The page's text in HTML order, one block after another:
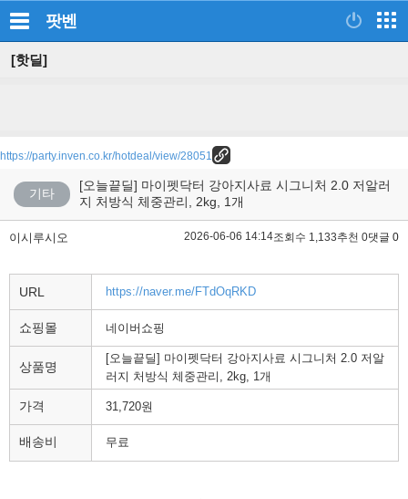
팟벤
[핫딜]
https://party.inven.co.kr/hotdeal/view/28051
기타
[오늘끝딜] 마이펫닥터 강아지사료 시그니처 2.0 저알러
지 처방식 체중관리, 2kg, 1개
이시루시오 2026-06-06 14:14조회수 1,133추천 0댓글 0
URL https://naver.me/FTdOqRKD
쇼핑몰 네이버쇼핑
상품명
[오늘끝딜] 마이펫닥터 강아지사료 시그니처 2.0 저알
러지 처방식 체중관리, 2kg, 1개
가격 31,720원
배송비 무료